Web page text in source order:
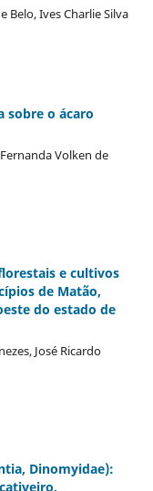
Belo, Ives Charlie Silva
sobre o ácaro
Volken de
e cultivos
de Matão,
do estado de
José Ricardo
Dinomyidae):